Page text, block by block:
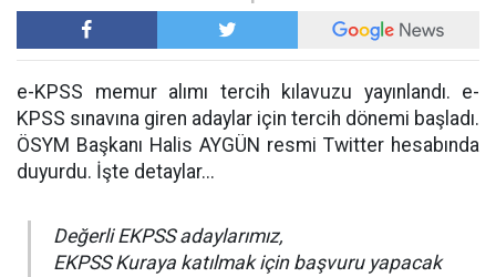
e-KPSS memur alımı tercih kılavuzu yayınlandı. e-
KPSS sınavına giren adaylar için tercih dönemi başladı.
ÖSYM Başkanı Halis AYGÜN resmi Twitter hesabında
duyurdu. İşte detaylar...
Değerli EKPSS adaylarımız,
EKPSS Kuraya katılmak için başvuru yapacak